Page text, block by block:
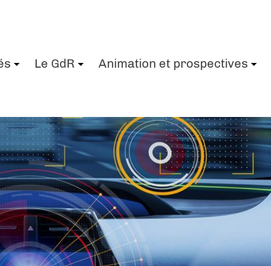
Le GdR Animation et prospectives